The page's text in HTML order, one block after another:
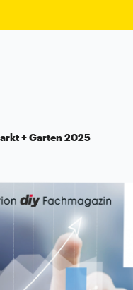
+ Garten 2025